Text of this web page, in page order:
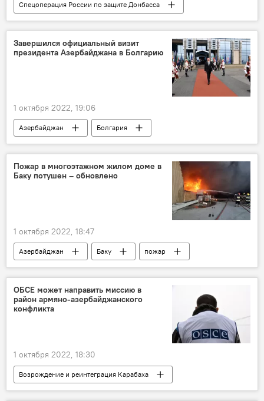
Спецоперация России по защите Донбасса
Россия
Украина
Спецоперация
вооружение
БПЛА Националисты
Завершился официальный визит
президента Азербайджана в Болгарию
1 октября 2022, 19:06
Азербайджан
Болгария
Ильхам Алиев
Греция
IGB
газопровод
Пожар в многоэтажном жилом доме в
Баку потушен – обновлено
1 октября 2022, 18:47
Азербайджан Баку
пожар
События
ОБСЕ может направить миссию в
район армяно-азербайджанского
конфликта
1 октября 2022, 18:30
Возрождение и реинтеграция Карабаха
Польша
ОБСЕ
Франция